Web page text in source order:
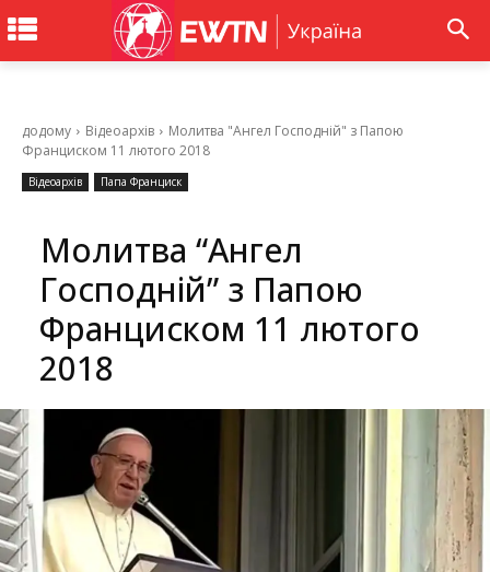
додому Відеоархів
Молитва "Ангел Господній" з Папою
Франциском 11 лютого 2018
Відеоархів Папа Франциск
Молитва “Ангел
Господній” з Папою
Франциском 11 лютого
2018